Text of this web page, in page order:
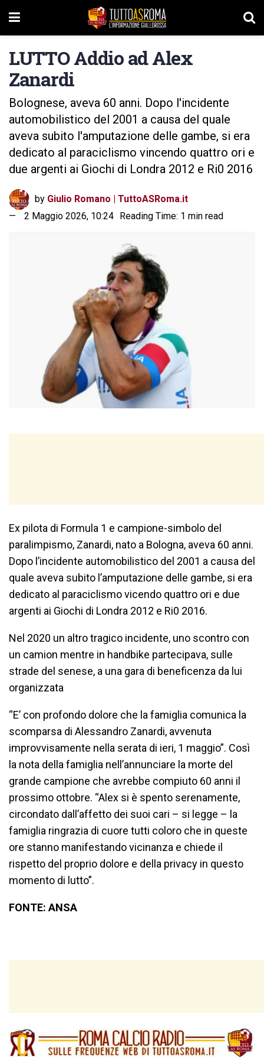
LUTTO Addio ad Alex
Zanardi
Bolognese, aveva 60 anni. Dopo l'incidente
automobilistico del 2001 a causa del quale
aveva subito l'amputazione delle gambe, si era
dedicato al paraciclismo vincendo quattro ori e
due argenti ai Giochi di Londra 2012 e Ri0 2016
by Giulio Romano | TuttoASRoma.it
2 Maggio 2026, 10:24 Reading Time: 1 min read
Ex pilota di Formula 1 e campione-simbolo del
paralimpismo, Zanardi, nato a Bologna, aveva 60 anni.
Dopo l’incidente automobilistico del 2001 a causa del
quale aveva subito l’amputazione delle gambe, si era
dedicato al paraciclismo vicendo quattro ori e due
argenti ai Giochi di Londra 2012 e Ri0 2016.
Nel 2020 un altro tragico incidente, uno scontro con
un camion mentre in handbike partecipava, sulle
strade del senese, a una gara di beneficenza da lui
organizzata
“E’ con profondo dolore che la famiglia comunica la
scomparsa di Alessandro Zanardi, avvenuta
improvvisamente nella serata di ieri, 1 maggio”. Così
la nota della famiglia nell’annunciare la morte del
grande campione che avrebbe compiuto 60 anni il
prossimo ottobre. “Alex si è spento serenamente,
circondato dall’affetto dei suoi cari – si legge – la
famiglia ringrazia di cuore tutti coloro che in queste
ore stanno manifestando vicinanza e chiede il
rispetto del proprio dolore e della privacy in questo
momento di lutto”.
FONTE: ANSA